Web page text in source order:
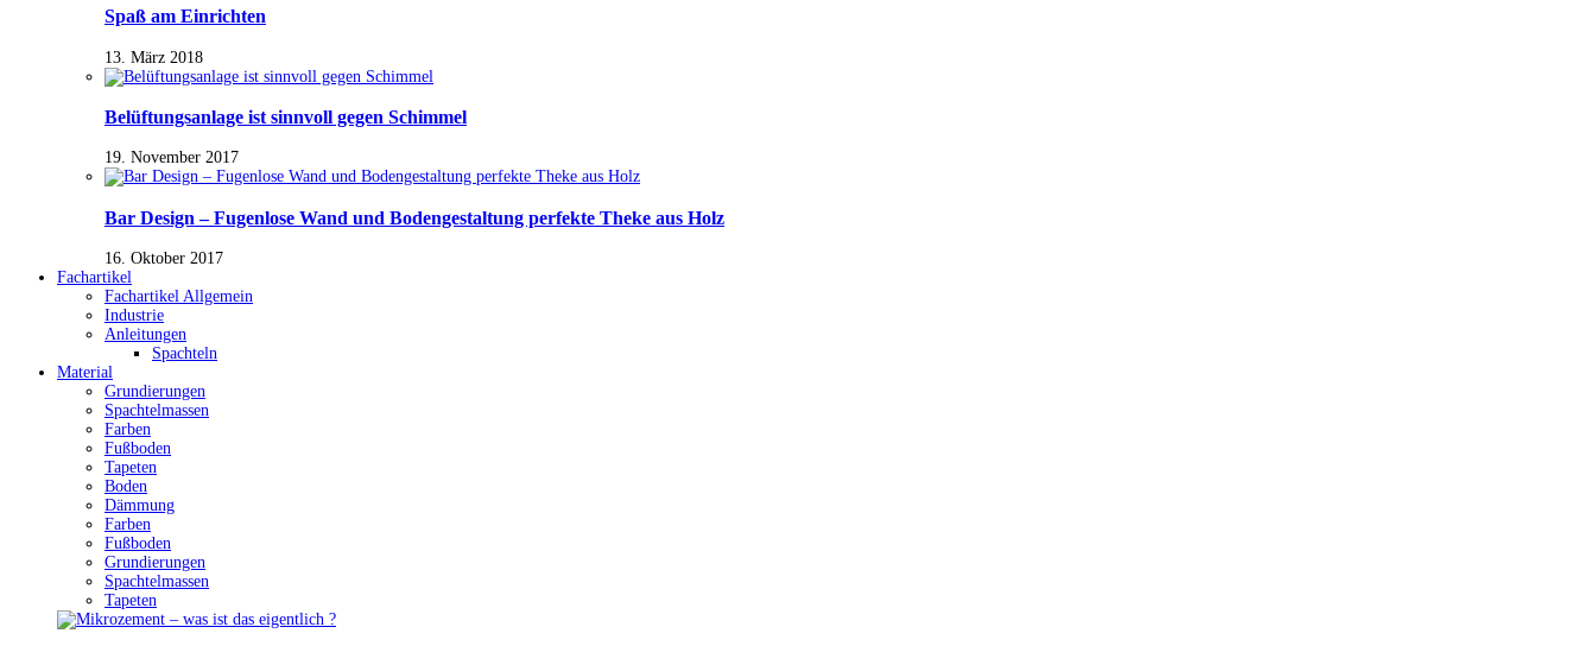
Spaß am Einrichten
13. März 2018
Belüftungsanlage ist sinnvoll gegen Schimmel
19. November 2017
Bar Design – Fugenlose Wand und Bodengestaltung perfekte Theke aus Holz
16. Oktober 2017
Fachartikel
Fachartikel Allgemein
Industrie
Anleitungen
Spachteln
Material
Grundierungen
Spachtelmassen
Farben
Fußboden
Tapeten
Boden
Dämmung
Farben
Fußboden
Grundierungen
Spachtelmassen
Tapeten